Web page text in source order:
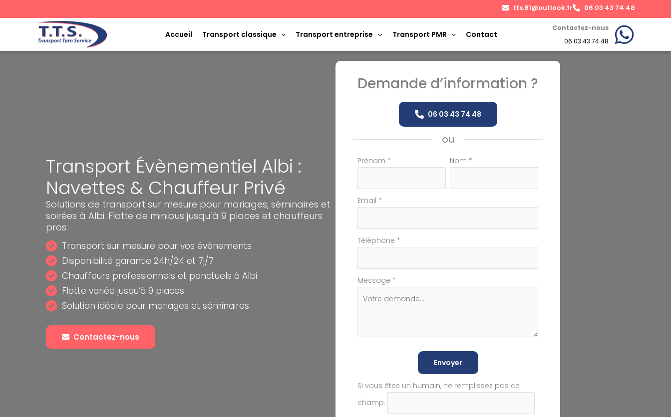
au
tts.81@outlook.fr 06 03 43 74 48
Accueil Transport classique Transport entreprise Transport PMR Contact
Contactez-nous
06 03 43 74 48
Transport Évènementiel Albi :
Navettes & Chauffeur Privé
Solutions de transport sur mesure pour mariages, séminaires et
soirées à Albi. Flotte de minibus jusqu’à 9 places et chauffeurs
pros.
Transport sur mesure pour vos événements
Disponibilité garantie 24h/24 et 7j/7
Chauffeurs professionnels et ponctuels à Albi
Flotte variée jusqu’à 9 places
Solution idéale pour mariages et séminaires
Contactez-nous
Demande d’information ?
06 03 43 74 48
ou
Formulaire
téléphone
Prénom * Nom *
Email *
Téléphone *
Message *
Envoyer
Si vous êtes un humain, ne remplissez pas ce
champ.